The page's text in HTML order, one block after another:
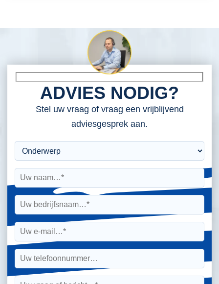
ADVIES NODIG?
Stel uw vraag of vraag een vrijblijvend
adviesgesprek aan.